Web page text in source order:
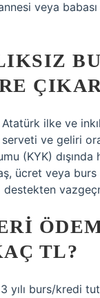
veya
ilke ve
ve geliri
(KYK)
ücret veya
destekten
TL?
yılı burs/kredi